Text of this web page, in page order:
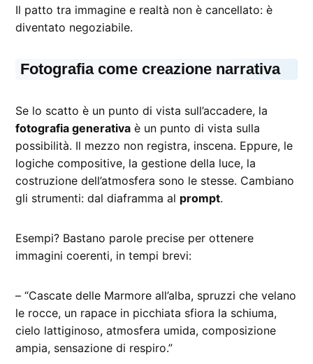
Il patto tra immagine e realtà non è cancellato: è
diventato negoziabile.
Fotografia come creazione narrativa
Se lo scatto è un punto di vista sull’accadere, la
fotografia generativa è un punto di vista sulla
possibilità. Il mezzo non registra, inscena. Eppure, le
logiche compositive, la gestione della luce, la
costruzione dell’atmosfera sono le stesse. Cambiano
gli strumenti: dal diaframma al prompt.
Esempi? Bastano parole precise per ottenere
immagini coerenti, in tempi brevi:
– “Cascate delle Marmore all’alba, spruzzi che velano
le rocce, un rapace in picchiata sfiora la schiuma,
cielo lattiginoso, atmosfera umida, composizione
ampia, sensazione di respiro.”